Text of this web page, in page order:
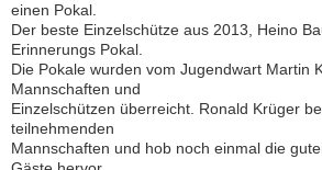
einen Pokal.
Der beste Einzelschütze aus 2013, Heino
Erinnerungs Pokal.
Die Pokale wurden vom Jugendwart Martin
Mannschaften und
Einzelschützen überreicht. Ronald Krüger
teilnehmenden
Mannschaften und hob noch einmal die